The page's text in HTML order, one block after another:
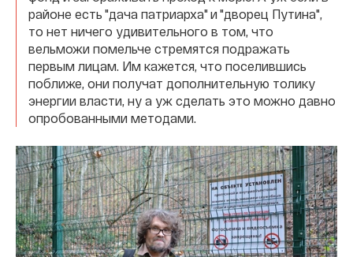
районе есть "дача патриарха" и "дворец Путина",
то нет ничего удивительного в том, что
вельможи помельче стремятся подражать
первым лицам. Им кажется, что поселившись
поближе, они получат дополнительную толику
энергии власти, ну а уж сделать это можно давно
опробованными методами.